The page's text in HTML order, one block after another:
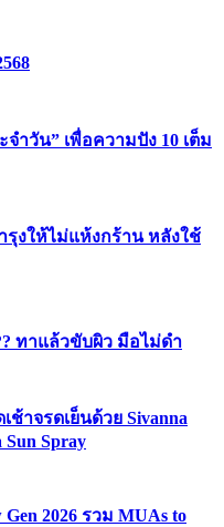
ำวัน” เพื่อความปัง 10 เต็ม
รุงให้ไม่แห้งกร้าน หลังใช้
ทาแล้วขับผิว มือไม่ดำ
ช้าจรดเย็นด้วย Sivanna
Sun Spray
2026 รวม MUAs to